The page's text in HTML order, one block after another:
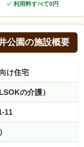
✓ 利用料すべて0円
公園の施設概要
け住宅
の介護）
11